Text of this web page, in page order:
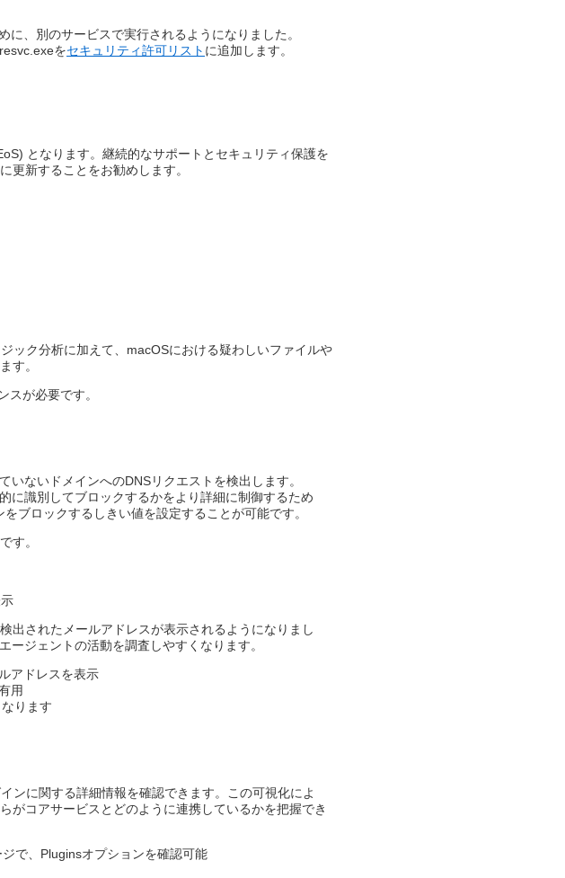
、別のサービスで実行されるようになりました。​
をセキュリティ許可リスト に追加します。​
となります。継続的なサポートとセキュリティ保護を
更新することをお勧めします。​
ック分析に加えて、macOSにおける疑わしいファイルや
す。
が必要です。
いないドメインへのDNSリクエストを検出します。​
に識別してブロックするかをより詳細に制御するため
ブロックするしきい値を設定することが可能です。
す。
出されたメールアドレスが表示されるようになりまし
ジェントの活動を調査しやすくなります。​
アドレスを表示​
用​
ります
ンに関する詳細情報を確認できます。この可視化によ
がコアサービスとどのように連携しているかを把握でき
で、Pluginsオプションを確認可能​